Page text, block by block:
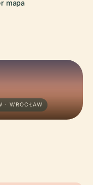
mapa
· WROCŁAW